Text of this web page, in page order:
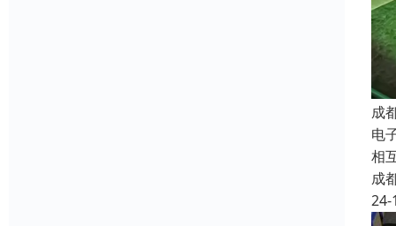
成
电
相
成
24-